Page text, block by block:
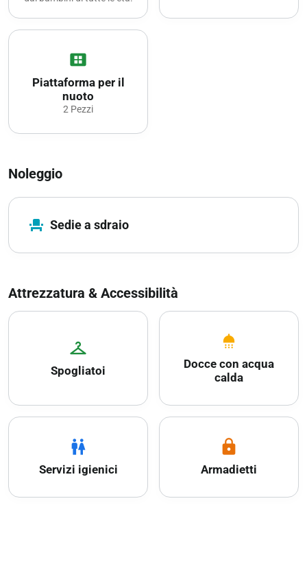
view_cozy
Piattaforma per il
nuoto
2 Pezzi
Noleggio
event_seat Sedie a sdraio
Attrezzatura & Accessibilità
checkroom
Spogliatoi
shower
Docce con acqua
calda
wc
Servizi igienici
lock
Armadietti